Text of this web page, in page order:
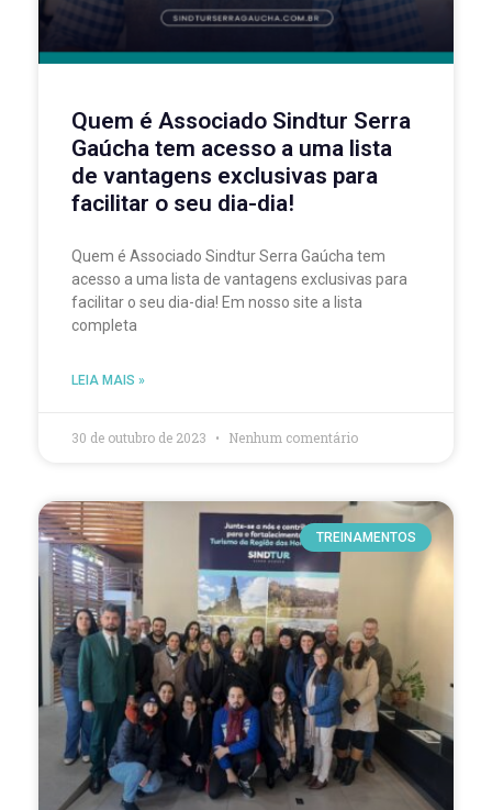
Quem é Associado Sindtur Serra
Gaúcha tem acesso a uma lista
de vantagens exclusivas para
facilitar o seu dia-dia!
Quem é Associado Sindtur Serra Gaúcha tem
acesso a uma lista de vantagens exclusivas para
facilitar o seu dia-dia! Em nosso site a lista
completa
LEIA MAIS »
30 de outubro de 2023 Nenhum comentário
TREINAMENTOS